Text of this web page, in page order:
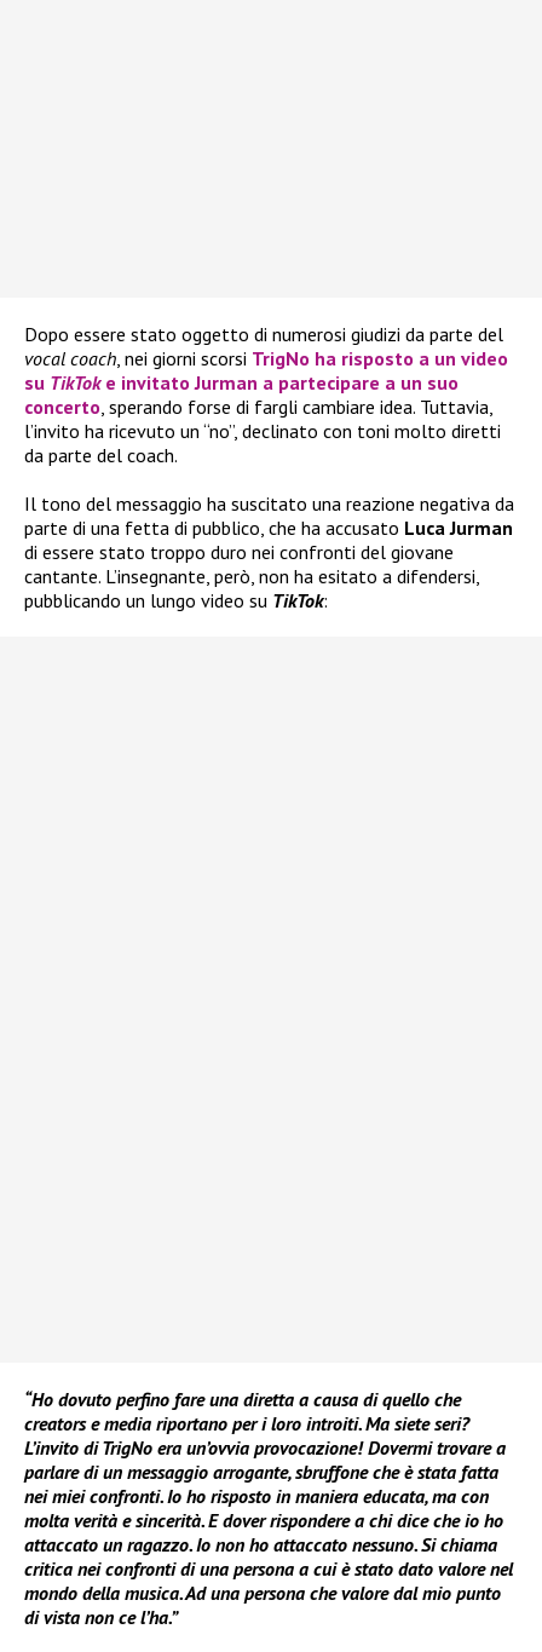
Dopo essere stato oggetto di numerosi giudizi da parte del
vocal coach, nei giorni scorsi TrigNo ha risposto a un video
su TikToke invitatoJurman a partecipare a un suo
concerto, sperando forse di fargli cambiare idea. Tuttavia,
l’invito ha ricevuto un “no”, declinato con toni molto diretti
da parte del coach.
Il tono del messaggio ha suscitato una reazione negativa da
parte di una fetta di pubblico, che ha accusato Luca Jurman
di essere stato troppo duro nei confronti del giovane
cantante. L’insegnante, però, non ha esitato a difendersi,
pubblicando un lungo video su TikTok:
“Ho dovuto perfino fare una diretta a causa di quello che
creators e media riportano per i loro introiti. Ma siete seri?
L’invito di TrigNo era un’ovvia provocazione! Dovermi trovare a
parlare di un messaggio arrogante, sbruffone che è stata fatta
nei miei confronti. Io ho risposto in maniera educata, ma con
molta verità e sincerità. E dover rispondere a chi dice che io ho
attaccato un ragazzo. Io non ho attaccato nessuno. Si chiama
critica nei confronti di una persona a cui è stato dato valore nel
mondo della musica. Ad una persona che valore dal mio punto
di vista non ce l’ha.”